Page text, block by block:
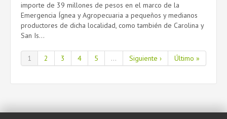
importe de 39 millones de pesos en el marco de la
Emergencia Ígnea y Agropecuaria a pequeños y medianos
productores de dicha localidad, como también de Carolina y
San Is...
1 2 3 4 5 ... Siguiente › Último »